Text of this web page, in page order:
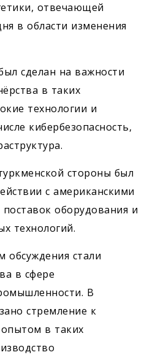
отвечающей
в области изменения
сделан на важности
в таких
технологии и
кибербезопасность,
стороны был
с американскими
оборудования и
технологий.
обсуждения стали
в сфере
В
стремление к
в таких